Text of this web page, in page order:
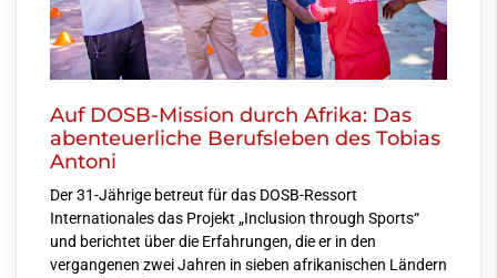
Auf DOSB-Mission durch Afrika: Das
abenteuerliche Berufsleben des Tobias
Antoni
Der 31-Jährige betreut für das DOSB-Ressort
Internationales das Projekt „Inclusion through Sports“
und berichtet über die Erfahrungen, die er in den
vergangenen zwei Jahren in sieben afrikanischen Ländern